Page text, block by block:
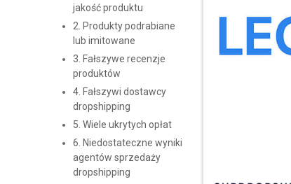
jakość produktu
2. Produkty podrabiane
lub imitowane
3. Fałszywe recenzje
produktów
4. Fałszywi dostawcy
dropshipping
5. Wiele ukrytych opłat
6. Niedostateczne wyniki
agentów sprzedaży
dropshipping